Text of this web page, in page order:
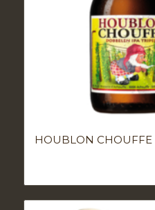
HOUBLON CHOUFFE